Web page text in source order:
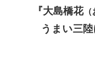
『大島橋花（
うまい三陸